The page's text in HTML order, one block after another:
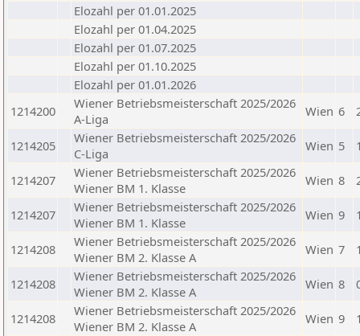
Elozahl per 01.01.2025
Elozahl per 01.04.2025
Elozahl per 01.07.2025
Elozahl per 01.10.2025
Elozahl per 01.01.2026
1214200
Wiener Betriebsmeisterschaft 2025/2026
A-Liga
Wien 6
1214205
Wiener Betriebsmeisterschaft 2025/2026
C-Liga
Wien 5
1214207
Wiener Betriebsmeisterschaft 2025/2026
Wiener BM 1. Klasse
Wien 8
1214207
Wiener Betriebsmeisterschaft 2025/2026
Wiener BM 1. Klasse
Wien 9
1214208
Wiener Betriebsmeisterschaft 2025/2026
Wiener BM 2. Klasse A
Wien 7
1214208
Wiener Betriebsmeisterschaft 2025/2026
Wiener BM 2. Klasse A
Wien 8
1214208
Wiener Betriebsmeisterschaft 2025/2026
Wiener BM 2. Klasse A
Wien 9